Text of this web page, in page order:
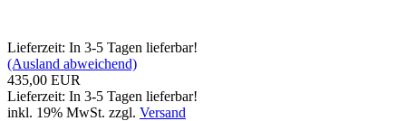
Lieferzeit: In 3-5 Tagen lieferbar!
(Ausland abweichend)
435,00 EUR
Lieferzeit: In 3-5 Tagen lieferbar!
inkl. 19% MwSt. zzgl. Versand